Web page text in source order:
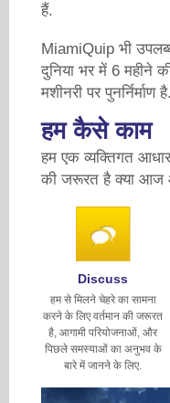
हैं.
MiamiQuip भी
दुनिया भर में 6 महीने
मशीनरी पर पुनर्निर्माण है.
हम कैसे काम
हम एक व्यक्तिगत
की जरूरत है क्या आज
Discuss
हम से मिलने चेहरे का सामना
करने के लिए वर्तमान की जरूरत
है, आगामी परियोजनाओं, और
पिछले समस्याओं का अनुभव के
बारे में जानने के लिए.